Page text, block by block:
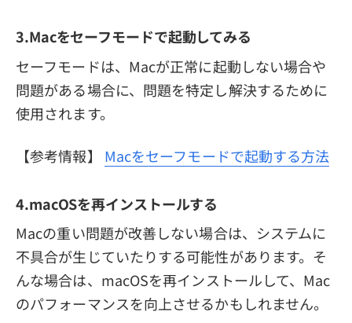
3.Macをセーフモードで起動してみる
セーフモードは、Macが正常に起動しない場合や
問題がある場合に、問題を特定し解決するために
使用されます。
【参考情報】 Macをセーフモードで起動する方法
4.macOSを再インストールする
Macの重い問題が改善しない場合は、システムに
不具合が生じていたりする可能性があります。そ
んな場合は、macOSを再インストールして、Mac
のパフォーマンスを向上させるかもしれません。